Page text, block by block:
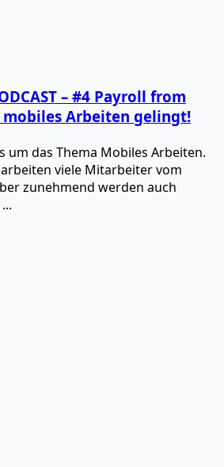
– #4 Payroll from
mobiles Arbeiten gelingt!
um das Thema Mobiles Arbeiten.
viele Mitarbeiter vom
zunehmend werden auch